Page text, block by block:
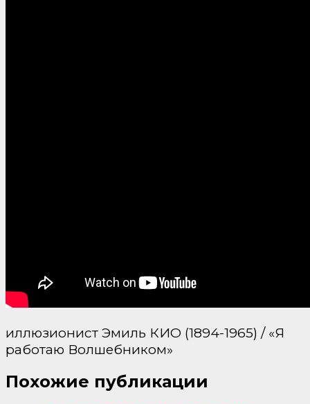
иллюзионист Эмиль КИО (1894-1965) / «Я
работаю Волшебником»
Похожие публикации